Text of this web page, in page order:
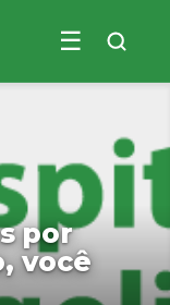
☰
por
você